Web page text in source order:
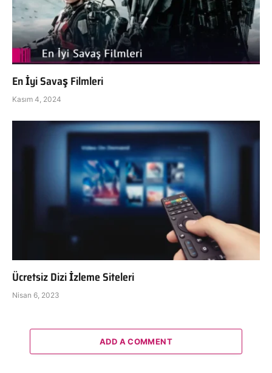
En İyi Savaş Filmleri
Kasım 4, 2024
Ücretsiz Dizi İzleme Siteleri
Nisan 6, 2023
ADD A COMMENT